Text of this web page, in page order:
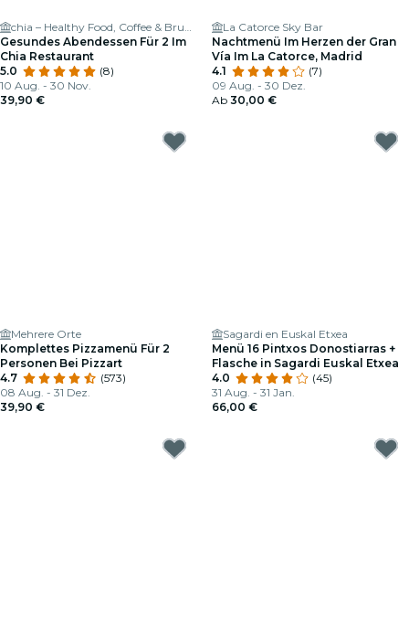
chia – Healthy Food, Coffee & Brunch
Gesundes Abendessen Für 2 Im
Chia Restaurant
5.0
(8)
10 Aug. - 30 Nov.
39,90 €
La Catorce Sky Bar
Nachtmenü Im Herzen der Gran
Vía Im La Catorce, Madrid
4.1
(7)
09 Aug. - 30 Dez.
Ab 30,00 €
Mehrere Orte
Komplettes Pizzamenü Für 2
Personen Bei Pizzart
4.7
(573)
08 Aug. - 31 Dez.
39,90 €
Sagardi en Euskal Etxea
Menü 16 Pintxos Donostiarras +
Flasche in Sagardi Euskal Etxea
4.0
(45)
31 Aug. - 31 Jan.
66,00 €